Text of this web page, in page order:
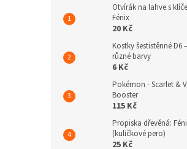
Otvírák na lahve s
Fénix
20 Kč
Kostky šestistěnné D6
různé barvy
6 Kč
Pokémon - Scarlet &
Booster
115 Kč
Propiska dřevěná:
(kuličkové pero)
25 Kč